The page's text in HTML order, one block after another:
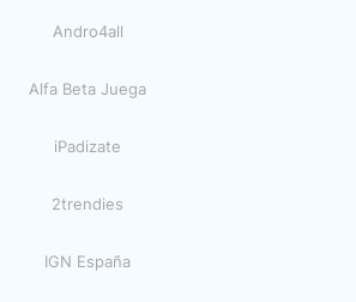
Andro4all
Alfa Beta Juega
iPadizate
2trendies
IGN España